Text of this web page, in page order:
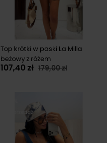
Top krótki w paski La Milla
beżowy z różem
107,40 zł 179,00 zł
Wyprzedaż